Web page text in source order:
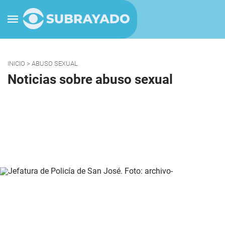
INICIO > ABUSO SEXUAL
Noticias sobre abuso sexual